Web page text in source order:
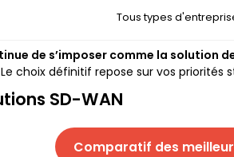
Tous types
de s’imposer comme la solution
choix définitif repose sur vos priorités
SD-WAN
Comparatif des